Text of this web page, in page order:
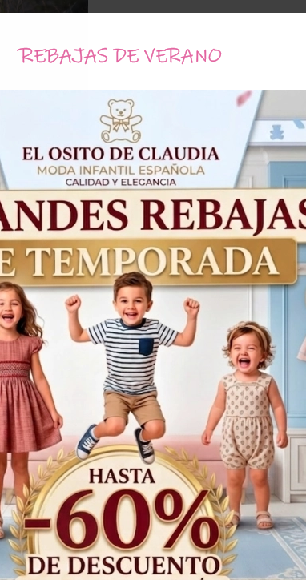
Tallas
10
Años
12
Años
95,99€
119,99€
Relacionados
REBAJAS DE VERANO